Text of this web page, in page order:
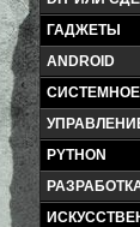
ГАДЖЕТЫ
ANDROID
PYTHON